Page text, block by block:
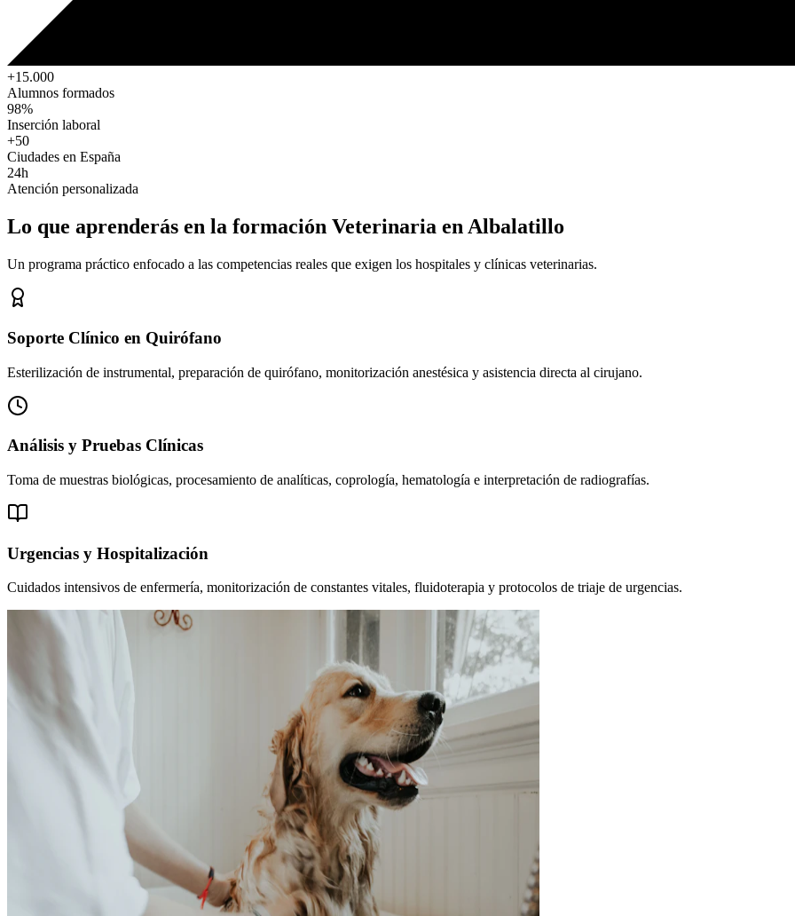
+15.000
Alumnos formados
98%
Inserción laboral
+50
Ciudades en España
24h
Atención personalizada
Lo que aprenderás en la formación Veterinaria en Albalatillo
Un programa práctico enfocado a las competencias reales que exigen los hospitales y clínicas veterinarias.
Soporte Clínico en Quirófano
Esterilización de instrumental, preparación de quirófano, monitorización anestésica y asistencia directa al cirujano.
Análisis y Pruebas Clínicas
Toma de muestras biológicas, procesamiento de analíticas, coprología, hematología e interpretación de radiografías.
Urgencias y Hospitalización
Cuidados intensivos de enfermería, monitorización de constantes vitales, fluidoterapia y protocolos de triaje de urgencias.